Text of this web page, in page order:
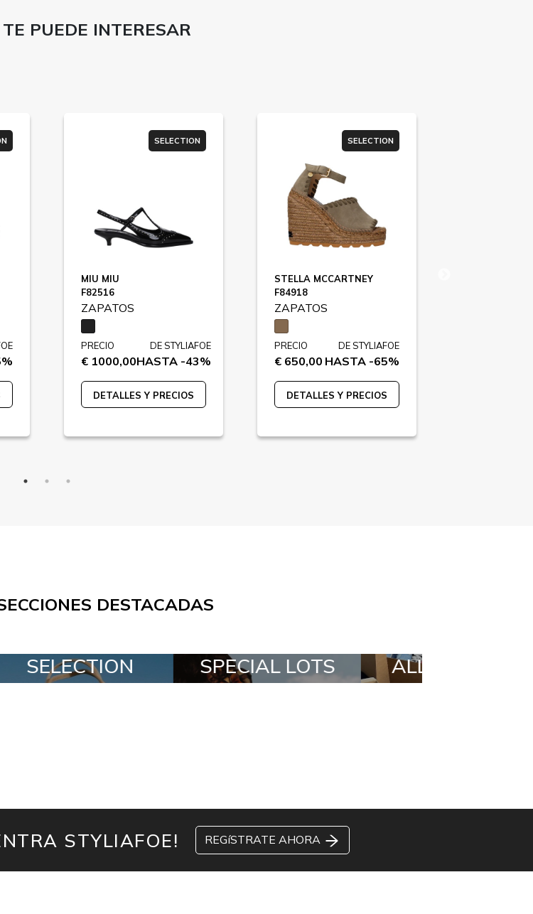
PUEDE INTERESAR
SELECTION
MIU MIU
F82516
ZAPATOS
PRECIO
€ 1000,00
DE STYLIAFOE
HASTA -43%
DETALLES Y PRECIOS
SELECTION
STELLA MCCARTNEY
F84918
ZAPATOS
PRECIO
€ 650,00
DE STYLIAFOE
HASTA -65%
DETALLES Y PRECIOS
DESTACADAS
SPECIAL LOTS ALL IN A BOX STYLIA OUTFIT
STYLIAFOE! REGíSTRATE AHORA